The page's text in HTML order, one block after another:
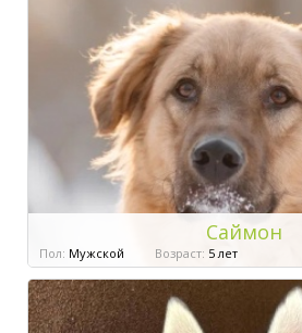
Саймон
Пол: Мужской Возраст: 5 лет